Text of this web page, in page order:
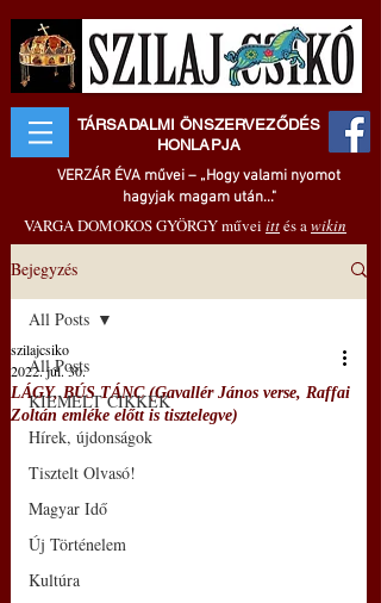
TÁRSADALMI ÖNSZERVEZŐDÉS
HONLAPJA
VERZÁR ÉVA művei – „Hogy valami nyomot
hagyjak magam után..."
VARGA DOMOKOS GYÖRGY művei ittés awikin
Bejegyzés
All Posts
KIEMELT CIKKEK
Hírek, újdonságok
Tisztelt Olvasó!
Magyar Idő
Új Történelem
Kultúra
All Posts
LÁGY, BÚS TÁNC (Gavallér János verse, Raffai
Zoltán emléke előtt is tisztelegve)
szilajcsiko
2022. júl. 30.